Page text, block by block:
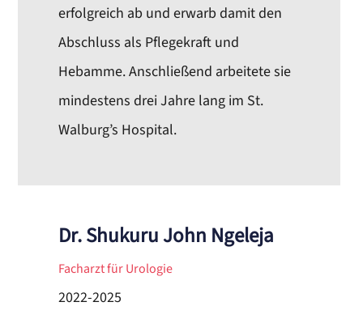
erfolgreich ab und erwarb damit den
Abschluss als Pflegekraft und
Hebamme. Anschließend arbeitete sie
mindestens drei Jahre lang im St.
Walburg’s Hospital.
Dr. Shukuru John Ngeleja
Facharzt für Urologie
2022-2025